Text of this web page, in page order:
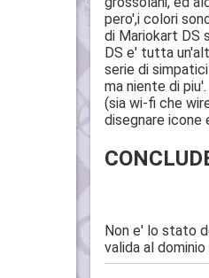
pero',i colori
di Mariokart DS
DS e' tutta
serie di
ma niente di
(sia wi-fi che
disegnare icone
Non e' lo stato
valida al